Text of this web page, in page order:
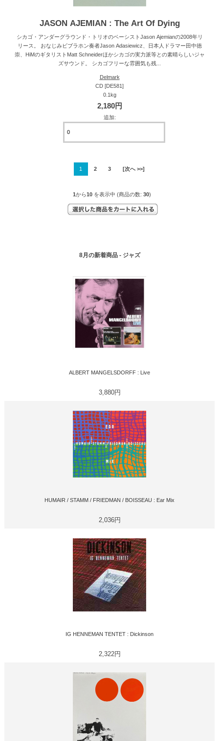
JASON AJEMIAN : The Art Of Dying
シカゴ・アンダーグラウンド・トリオのベーシストJason Ajemianの2008年リ
リース。 おなじみビブラホン奏者Jason Adasiewicz、日本人ドラマー田中徳
崇、HiMのギタリストMatt Schneiderほかシカゴの実力派等との素晴らしいジャ
ズサウンド。 シカゴフリーな雰囲気も残...
Delmark
CD [DE581]
0.1kg
2,180円
追加:
1 2 3 [次へ >>]
1から10 を表示中 (商品の数: 30)
8月の新着商品 - ジャズ
ALBERT MANGELSDORFF : Live
3,880円
HUMAIR / STAMM / FRIEDMAN / BOISSEAU : Ear Mix
2,036円
IG HENNEMAN TENTET : Dickinson
2,322円